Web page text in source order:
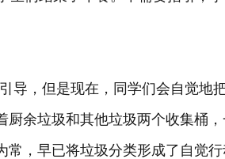
导，但是现在，同学们会自觉地
厨余垃圾和其他垃圾两个收集桶
常，早已将垃圾分类形成了自觉行